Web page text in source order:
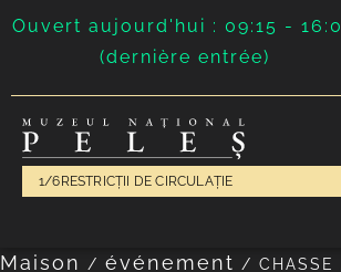
Ouvert aujourd'hui : 09:15 -
(dernière entrée)
1/6 RESTRICȚII DE CIRCULAȚIE
Maison / événement /